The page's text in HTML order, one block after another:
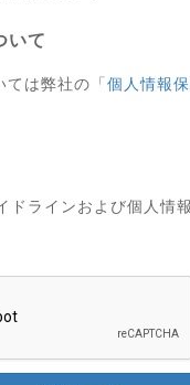
いて
ては弊社の「個人情報
ドラインおよび個人情